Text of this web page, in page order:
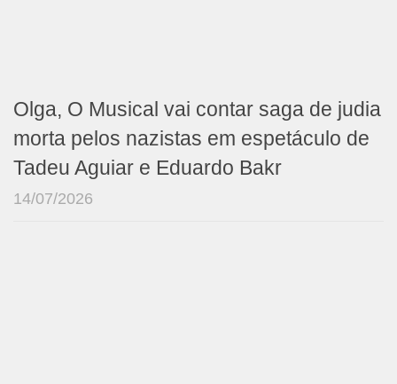
Olga, O Musical vai contar saga de judia
morta pelos nazistas em espetáculo de
Tadeu Aguiar e Eduardo Bakr
14/07/2026